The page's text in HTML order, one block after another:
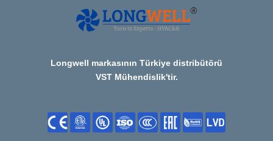
Longwell markasının Türkiye distribütörü
VST Mühendislik'tir.